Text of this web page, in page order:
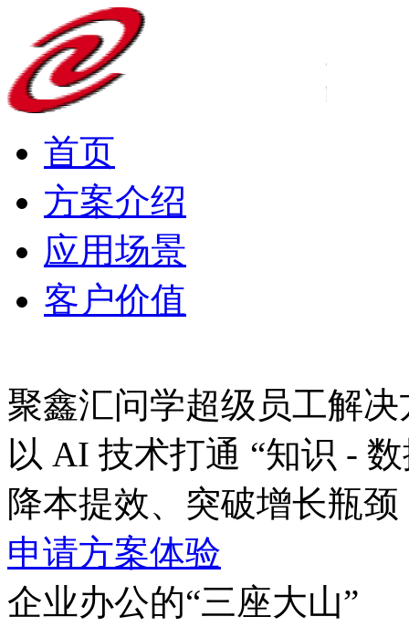
首页
方案介绍
应用场景
客户价值
聚鑫汇问学超级员工解决
以 AI 技术打通 “知识 - 数
降本提效、突破增长瓶颈
申请方案体验
企业办公的“三座大山”